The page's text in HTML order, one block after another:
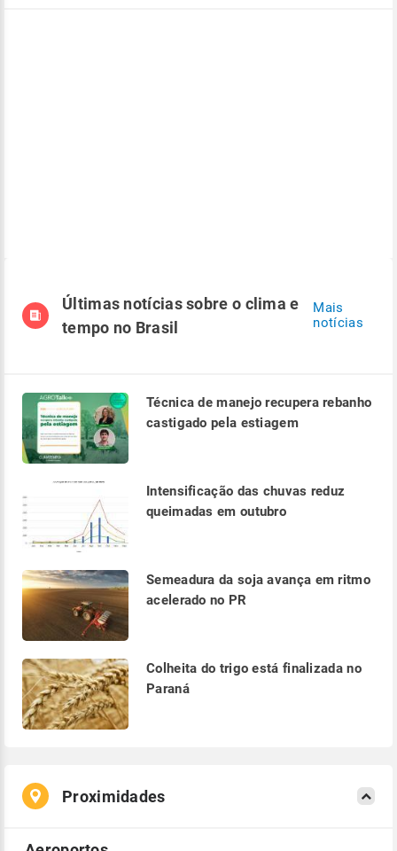
Últimas notícias sobre o clima e
tempo no Brasil
Mais
notícias
Técnica de manejo recupera rebanho
castigado pela estiagem
Intensificação das chuvas reduz
queimadas em outubro
Semeadura da soja avança em ritmo
acelerado no PR
Colheita do trigo está finalizada no
Paraná
Proximidades